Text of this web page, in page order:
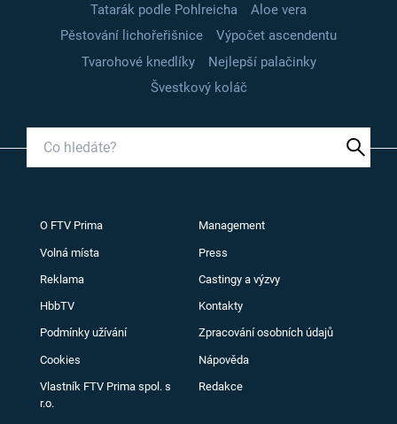
Tatarák podle Pohlreicha
Aloe vera
Pěstování lichořeřišnice
Výpočet ascendentu
Tvarohové knedlíky
Nejlepší palačinky
Švestkový koláč
O FTV Prima Management
Volná místa Press
Reklama Castingy a výzvy
HbbTV Kontakty
Podmínky užívání Zpracování osobních údajů
Cookies Nápověda
Vlastník FTV Prima spol. s
r.o.
Redakce